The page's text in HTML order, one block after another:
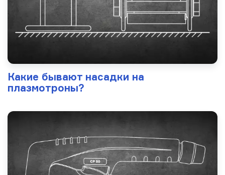
Какие бывают насадки на
плазмотроны?